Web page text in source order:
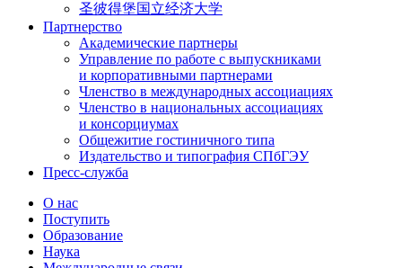
圣彼得堡国立经济大学
Партнерство
Академические партнеры
Управление по работе с выпускниками
и корпоративными партнерами
Членство в международных ассоциациях
Членство в национальных ассоциациях
и консорциумах
Общежитие гостиничного типа
Издательство и типография СПбГЭУ
Пресс-служба
О нас
Поступить
Образование
Наука